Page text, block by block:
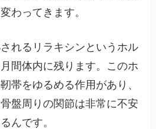
わってきます。
れるリラキシンというホル
間体内に残ります。このホ
帯をゆるめる作用があり、
盤周りの関節は非常に不安
んです。